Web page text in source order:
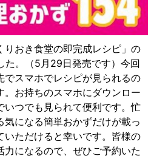
りおき食堂の即完成レシピ」の
た。（5月29日発売です）今回
でスマホでレシピが見られるの
。お持ちのスマホにダウンロー
いつでも見られて便利です。忙
気になる簡単おかずだけが載っ
いただけると幸いです。皆様の
力になるので、ぜひご予約いた